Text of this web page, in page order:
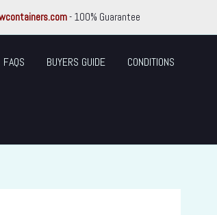
- 100% Guarantee
FAQS BUYERS GUIDE CONDITIONS